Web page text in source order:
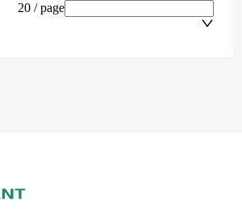
20 / page